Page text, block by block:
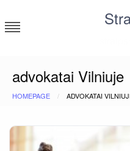
to
content
advokatai Vilniuje
HOMEPAGE ADVOKATAI